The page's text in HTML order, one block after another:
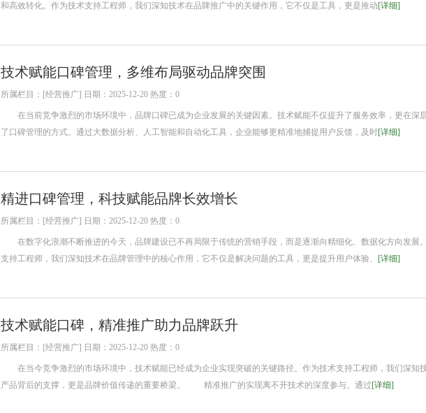
和高效转化。作为技术支持工程师，我们深知技术在品牌推广中的关键作用，它不仅是工具，更是推动[详细]
技术赋能口碑管理，多维布局驱动品牌突围
所属栏目：[经营推广] 日期：2025-12-20 热度：0
在当前竞争激烈的市场环境中，品牌口碑已成为企业发展的关键因素。技术赋能不仅提升了服务效率，更在深
了口碑管理的方式。通过大数据分析、人工智能和自动化工具，企业能够更精准地捕捉用户反馈，及时[详细]
精进口碑管理，科技赋能品牌长效增长
所属栏目：[经营推广] 日期：2025-12-20 热度：0
在数字化浪潮不断推进的今天，品牌建设已不再局限于传统的营销手段，而是逐渐向精细化、数据化方向发展
支持工程师，我们深知技术在品牌管理中的核心作用，它不仅是解决问题的工具，更是提升用户体验、 [详细]
技术赋能口碑，精准推广助力品牌跃升
所属栏目：[经营推广] 日期：2025-12-20 热度：0
在当今竞争激烈的市场环境中，技术赋能已经成为企业实现突破的关键路径。作为技术支持工程师，我们深知
产品背后的支撑，更是品牌价值传递的重要桥梁。 精准推广的实现离不开技术的深度参与。通过[详细]